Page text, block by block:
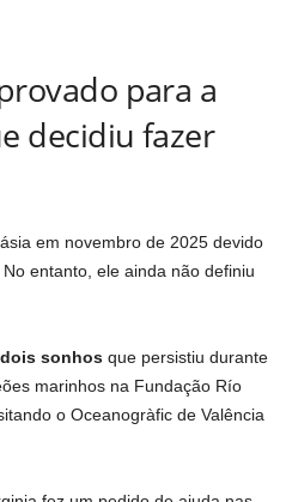
para a
decidiu fazer
em novembro de 2025 devido
entanto, ele ainda não definiu
sonhos que persistiu durante
marinhos na Fundação Río
o Oceanogràfic de Valência